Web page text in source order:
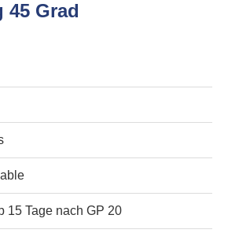
Grad
15 Tage nach GP 20